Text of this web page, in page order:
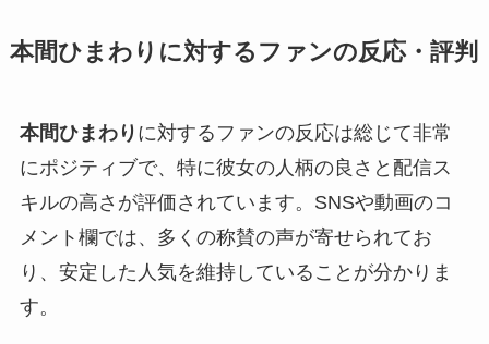
本間ひまわりに対するファンの反応・評判
本間ひまわり に対するファンの反応は総じて非常
にポジティブで、特に彼女の人柄の良さと配信ス
キルの高さが評価されています。SNSや動画のコ
メント欄では、多くの称賛の声が寄せられてお
り、安定した人気を維持していることが分かりま
す。